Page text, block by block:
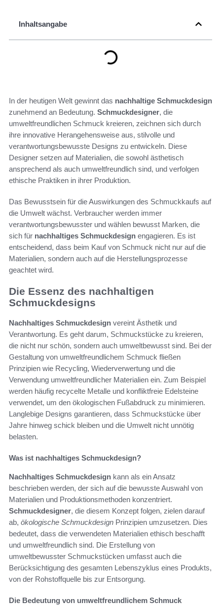
Inhaltsangabe
In der heutigen Welt gewinnt das nachhaltige Schmuckdesign
zunehmend an Bedeutung. Schmuckdesigner, die
umweltfreundlichen Schmuck kreieren, zeichnen sich durch
ihre innovative Herangehensweise aus, stilvolle und
verantwortungsbewusste Designs zu entwickeln. Diese
Designer setzen auf Materialien, die sowohl ästhetisch
ansprechend als auch umweltfreundlich sind, und verfolgen
ethische Praktiken in ihrer Produktion.
Das Bewusstsein für die Auswirkungen des Schmuckkaufs auf
die Umwelt wächst. Verbraucher werden immer
verantwortungsbewusster und wählen bewusst Marken, die
sich für nachhaltiges Schmuckdesign engagieren. Es ist
entscheidend, dass beim Kauf von Schmuck nicht nur auf die
Materialien, sondern auch auf die Herstellungsprozesse
geachtet wird.
Die Essenz des nachhaltigen
Schmuckdesigns
Nachhaltiges Schmuckdesign vereint Ästhetik und
Verantwortung. Es geht darum, Schmuckstücke zu kreieren,
die nicht nur schön, sondern auch umweltbewusst sind. Bei der
Gestaltung von umweltfreundlichem Schmuck fließen
Prinzipien wie Recycling, Wiederverwertung und die
Verwendung umweltfreundlicher Materialien ein. Zum Beispiel
werden häufig recycelte Metalle und konfliktfreie Edelsteine
verwendet, um den ökologischen Fußabdruck zu minimieren.
Langlebige Designs garantieren, dass Schmuckstücke über
Jahre hinweg schick bleiben und die Umwelt nicht unnötig
belasten.
Was ist nachhaltiges Schmuckdesign?
Nachhaltiges Schmuckdesign kann als ein Ansatz
beschrieben werden, der sich auf die bewusste Auswahl von
Materialien und Produktionsmethoden konzentriert.
Schmuckdesigner, die diesem Konzept folgen, zielen darauf
ab, ökologische Schmuckdesign Prinzipien umzusetzen. Dies
bedeutet, dass die verwendeten Materialien ethisch beschafft
und umweltfreundlich sind. Die Erstellung von
umweltbewusster Schmuckstücken umfasst auch die
Berücksichtigung des gesamten Lebenszyklus eines Produkts,
von der Rohstoffquelle bis zur Entsorgung.
Die Bedeutung von umweltfreundlichem Schmuck